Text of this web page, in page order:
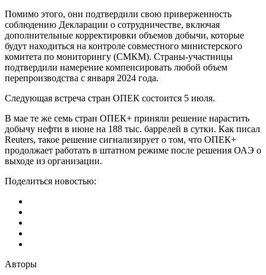
Помимо этого, они подтвердили свою приверженность
соблюдению Декларации о сотрудничестве, включая
дополнительные корректировки объемов добычи, которые
будут находиться на контроле совместного министерского
комитета по мониторингу (СМКМ). Cтраны-участницы
подтвердили намерение компенсировать любой объем
перепроизводства с января 2024 года.
Следующая встреча стран ОПЕК состоится 5 июля.
В мае те же семь стран ОПЕК+ приняли решение нарастить
добычу нефти в июне на 188 тыс. баррелей в сутки. Как писал
Reuters, такое решение сигнализирует о том, что ОПЕК+
продолжает работать в штатном режиме после решения ОАЭ о
выходе из организации.
Поделиться новостью:
Авторы